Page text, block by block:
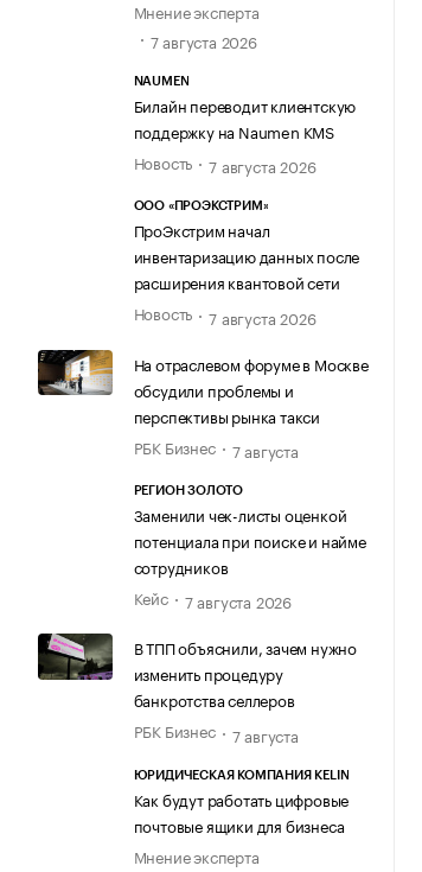
Мнение эксперта
7 августа 2026
NAUMEN
Билайн переводит клиентскую
поддержку на Naumen KMS
Новость
7 августа 2026
ООО «ПРОЭКСТРИМ»
ПроЭкстрим начал
инвентаризацию данных после
расширения квантовой сети
Новость
7 августа 2026
На отраслевом форуме в Москве
обсудили проблемы и
перспективы рынка такси
РБК Бизнес
7 августа
РЕГИОН ЗОЛОТО
Заменили чек-листы оценкой
потенциала при поиске и найме
сотрудников
Кейс
7 августа 2026
В ТПП объяснили, зачем нужно
изменить процедуру
банкротства селлеров
РБК Бизнес
7 августа
ЮРИДИЧЕСКАЯ КОМПАНИЯ KELIN
Как будут работать цифровые
почтовые ящики для бизнеса
Мнение эксперта